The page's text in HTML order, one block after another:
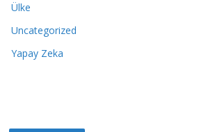
Ülke
Uncategorized
Yapay Zeka